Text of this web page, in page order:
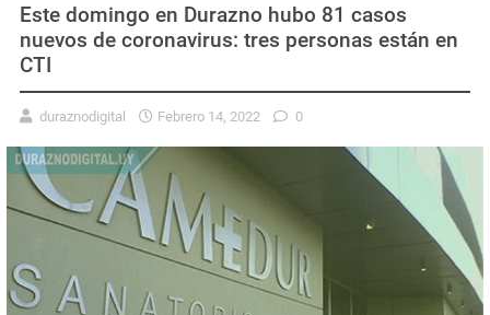
Este domingo en Durazno hubo 81 casos
nuevos de coronavirus: tres personas están en
CTI
duraznodigital Febrero 14, 2022 0